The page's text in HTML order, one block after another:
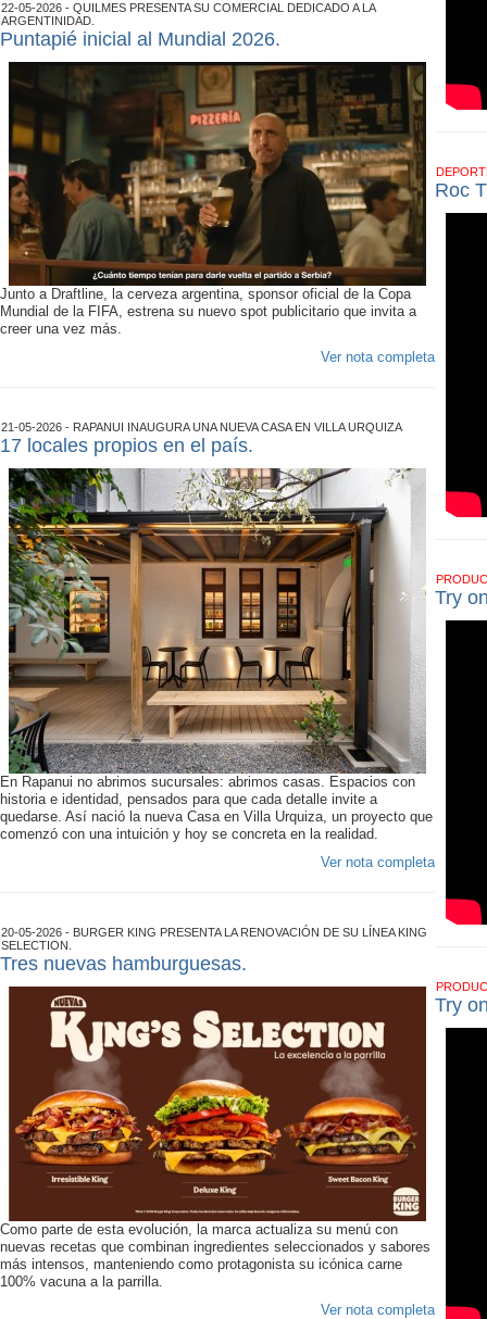
22-05-2026 - QUILMES PRESENTA SU COMERCIAL DEDICADO A LA
ARGENTINIDAD.
Puntapié inicial al Mundial 2026.
Junto a Draftline, la cerveza argentina, sponsor oficial de la Copa
Mundial de la FIFA, estrena su nuevo spot publicitario que invita a
creer una vez más.
Ver nota completa
21-05-2026 - RAPANUI INAUGURA UNA NUEVA CASA EN VILLA URQUIZA
17 locales propios en el país.
En Rapanui no abrimos sucursales: abrimos casas. Espacios con
historia e identidad, pensados para que cada detalle invite a
quedarse. Así nació la nueva Casa en Villa Urquiza, un proyecto que
comenzó con una intuición y hoy se concreta en la realidad.
Ver nota completa
20-05-2026 - BURGER KING PRESENTA LA RENOVACIÓN DE SU LÍNEA KING
SELECTION.
Tres nuevas hamburguesas.
Como parte de esta evolución, la marca actualiza su menú con
nuevas recetas que combinan ingredientes seleccionados y sabores
más intensos, manteniendo como protagonista su icónica carne
100% vacuna a la parrilla.
Ver nota completa
Roc
Try
Try